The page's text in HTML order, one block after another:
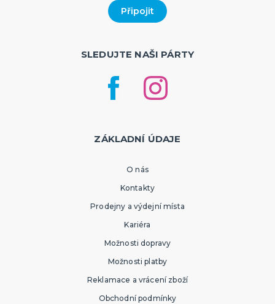
SLEDUJTE NAŠI PÁRTY
ZÁKLADNÍ ÚDAJE
O nás
Kontakty
Prodejny a výdejní místa
Kariéra
Možnosti dopravy
Možnosti platby
Reklamace a vrácení zboží
Obchodní podmínky